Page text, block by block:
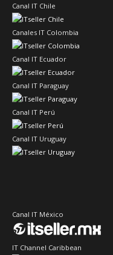
Canal IT Chile
Canales IT Colombia
Canal IT Ecuador
Canal IT Paraguay
Canal IT Perú
Canal IT Uruguay
Canal IT México
IT Channel Caribbean